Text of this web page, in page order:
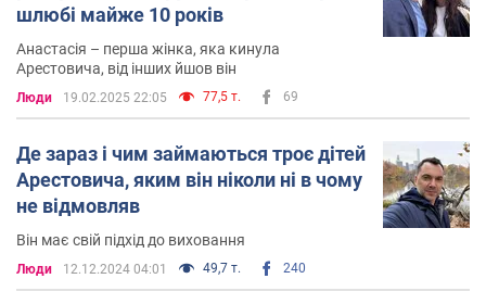
шлюбі майже 10 років
Анастасія – перша жінка, яка кинула
Арестовича, від інших йшов він
Люди 19.02.2025 22:05 77,5 т. 69
Де зараз і чим займаються троє дітей
Арестовича, яким він ніколи ні в чому
не відмовляв
Він має свій підхід до виховання
Люди 12.12.2024 04:01 49,7 т. 240